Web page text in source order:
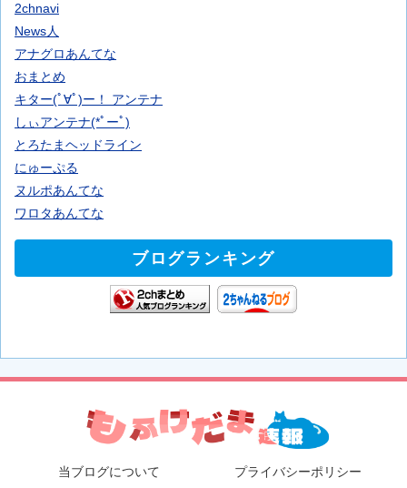
2chnavi
News人
アナグロあんてな
おまとめ
キター(ﾟ∀ﾟ)ー！ アンテナ
しぃアンテナ(*ﾟーﾟ)
とろたまヘッドライン
にゅーぷる
ヌルポあんてな
ワロタあんてな
ブログランキング
当ブログについて プライバシーポリシー